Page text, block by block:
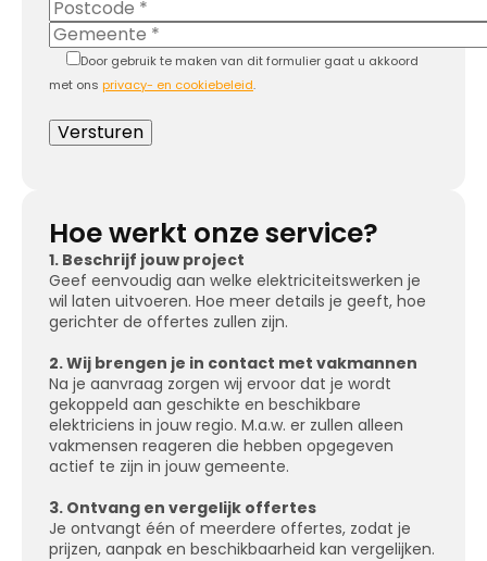
Door gebruik te maken van dit formulier gaat u akkoord
met ons privacy- en cookiebeleid.
Hoe werkt onze service?
1. Beschrijf jouw project
Geef eenvoudig aan welke elektriciteitswerken je
wil laten uitvoeren. Hoe meer details je geeft, hoe
gerichter de offertes zullen zijn.
2. Wij brengen je in contact met vakmannen
Na je aanvraag zorgen wij ervoor dat je wordt
gekoppeld aan geschikte en beschikbare
elektriciens in jouw regio. M.a.w. er zullen alleen
vakmensen reageren die hebben opgegeven
actief te zijn in jouw gemeente.
3. Ontvang en vergelijk offertes
Je ontvangt één of meerdere offertes, zodat je
prijzen, aanpak en beschikbaarheid kan vergelijken.